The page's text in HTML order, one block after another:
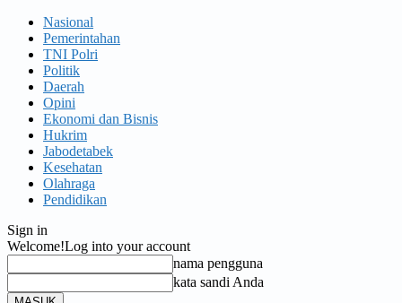
Nasional
Pemerintahan
TNI Polri
Politik
Daerah
Opini
Ekonomi dan Bisnis
Hukrim
Jabodetabek
Kesehatan
Olahraga
Pendidikan
Sign in
Welcome!Log into your account
nama pengguna
kata sandi Anda